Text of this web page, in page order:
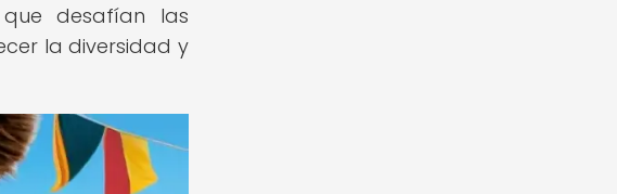
desafían las
la diversidad y